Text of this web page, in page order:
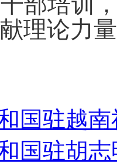
理论力
国驻越
国驻胡